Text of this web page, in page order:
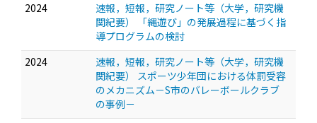
2024
速報，短報，研究ノート等（大学，研究機
関紀要） 「縄遊び」の発展過程に基づく指
導プログラムの検討
2024
速報，短報，研究ノート等（大学，研究機
関紀要） スポーツ少年団における体罰受容
のメカニズム－S市のバレーボールクラブ
の事例－